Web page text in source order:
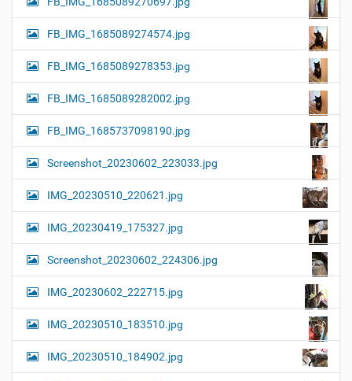
FB_IMG_1685089274574.jpg
FB_IMG_1685089278353.jpg
FB_IMG_1685089282002.jpg
FB_IMG_1685737098190.jpg
Screenshot_20230602_223033.jpg
IMG_20230510_220621.jpg
IMG_20230419_175327.jpg
Screenshot_20230602_224306.jpg
IMG_20230602_222715.jpg
IMG_20230510_183510.jpg
IMG_20230510_184902.jpg